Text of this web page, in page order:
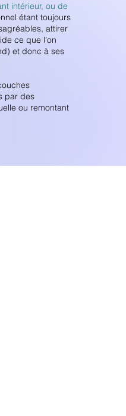
intérieur, ou de
étant toujours
attirer
ce que l’on
et donc à ses
par des
ou remontant